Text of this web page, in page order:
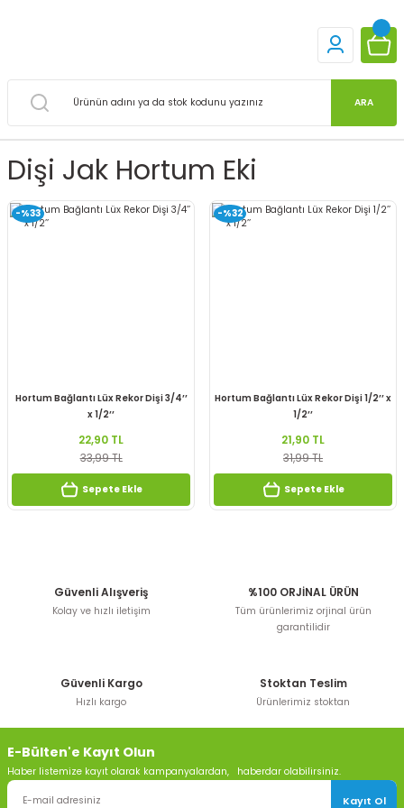
ARA
Dişi Jak Hortum Eki
-%33
Hortum Bağlantı Lüx Rekor Dişi 3/4’’
x 1/2’’
22,90 TL
33,99 TL
Sepete Ekle
-%32
Hortum Bağlantı Lüx Rekor Dişi 1/2’’ x
1/2’’
21,90 TL
31,99 TL
Sepete Ekle
Güvenli Alışveriş
Kolay ve hızlı iletişim
%100 ORJİNAL ÜRÜN
Tüm ürünlerimiz orjinal ürün
garantilidir
Güvenli Kargo
Hızlı kargo
Stoktan Teslim
Ürünlerimiz stoktan
E-Bülten'e Kayıt Olun
Haber listemize kayıt olarak kampanyalardan, haberdar olabilirsiniz.
Kayıt Ol